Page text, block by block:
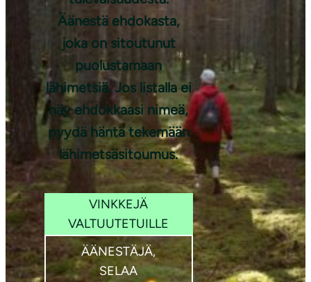
Äänestä ehdokasta,
joka on sitoutunut
puolustamaan
lähimetsiä. Jos listalla ei
näy ehdokkaasi nimeä,
pyydä häntä tekemään
lähimetsäsitoumus.
VINKKEJÄ
VALTUUTETUILLE
ÄÄNESTÄJÄ,
SELAA
Kuva: Aino
Huotari